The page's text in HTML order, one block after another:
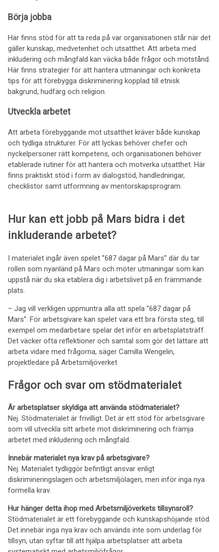
Börja jobba
Här finns stöd för att ta reda på var organisationen står när det
gäller kunskap, medvetenhet och utsatthet. Att arbeta med
inkludering och mångfald kan väcka både frågor och motstånd.
Här finns strategier för att hantera utmaningar och konkreta
tips för att förebygga diskriminering kopplad till etnisk
bakgrund, hudfärg och religion.
Utveckla arbetet
Att arbeta förebyggande mot utsatthet kräver både kunskap
och tydliga strukturer. För att lyckas behöver chefer och
nyckelpersoner rätt kompetens, och organisationen behöver
etablerade rutiner för att hantera och motverka utsatthet. Här
finns praktiskt stöd i form av dialogstöd, handledningar,
checklistor samt utformning av mentorskapsprogram.
Hur kan ett jobb på Mars bidra i det
inkluderande arbetet?
I materialet ingår även spelet ”687 dagar på Mars” där du tar
rollen som nyanländ på Mars och möter utmaningar som kan
uppstå när du ska etablera dig i arbetslivet på en främmande
plats.
– Jag vill verkligen uppmuntra alla att spela ”687 dagar på
Mars”. För arbetsgivare kan spelet vara ett bra första steg, till
exempel om medarbetare spelar det inför en arbetsplatsträff.
Det väcker ofta reflektioner och samtal som gör det lättare att
arbeta vidare med frågorna, säger Camilla Wengelin,
projektledare på Arbetsmiljöverket
Frågor och svar om stödmaterialet
Är arbetsplatser skyldiga att använda stödmaterialet?
Nej. Stödmaterialet är frivilligt. Det är ett stöd för arbetsgivare
som vill utveckla sitt arbete mot diskriminering och främja
arbetet med inkludering och mångfald.
Innebär materialet nya krav på arbetsgivare?
Nej. Materialet tydliggör befintligt ansvar enligt
diskrimineringslagen och arbetsmiljölagen, men inför inga nya
formella krav.
Hur hänger detta ihop med Arbetsmiljöverkets tillsynsroll?
Stödmaterialet är ett förebyggande och kunskapshöjande stöd.
Det innebär inga nya krav och används inte som underlag för
tillsyn, utan syftar till att hjälpa arbetsplatser att arbeta